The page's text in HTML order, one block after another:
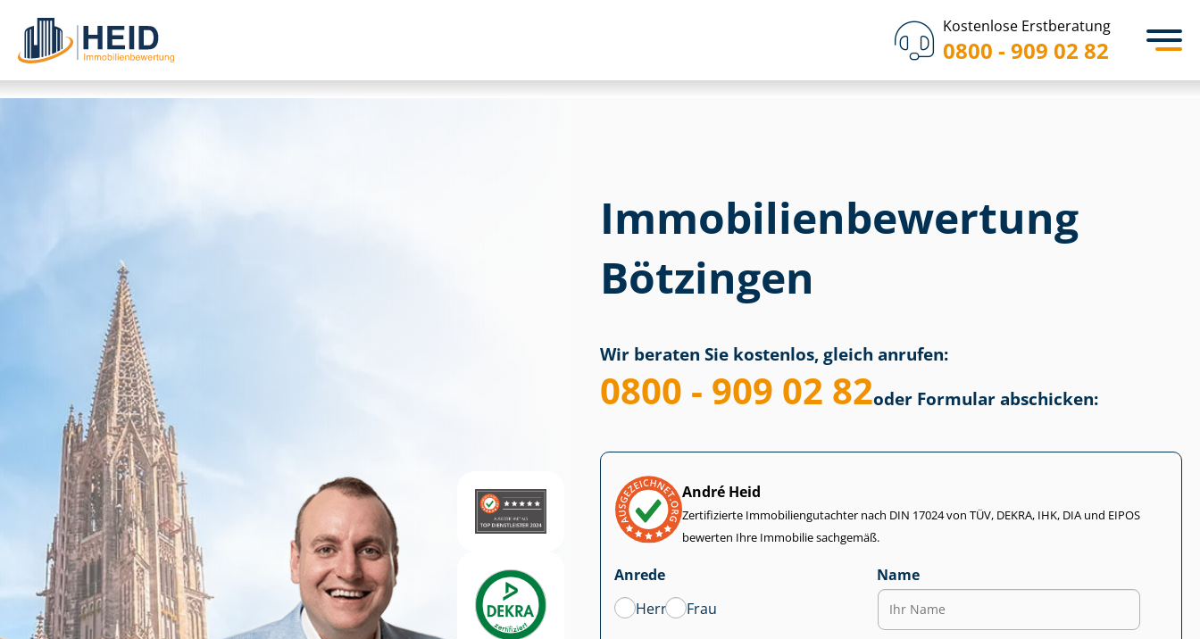
Kostenlose Erstberatung
0800 - 909 02 82
Immobilien­bewertung
Bötzingen
Wir beraten Sie kostenlos, gleich anrufen:
0800 - 909 02 82oder Formular abschicken:
André Heid
Zertifizierte Im­mo­bi­li­en­gut­ach­ter nach DIN 17024 von TÜV, DEKRA, IHK, DIA und EIPOS
bewerten Ihre Immobilie sachgemäß.
Anrede
Herr
Frau
Name